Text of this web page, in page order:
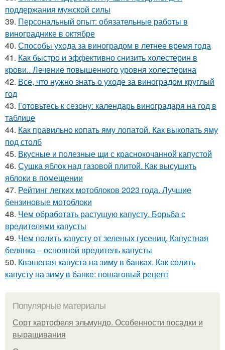
поддержания мужской силы
39. Персональный опыт: обязательные работы в
винограднике в октябре
40. Способы ухода за виноградом в летнее время года
41. Как быстро и эффективно снизить холестерин в
крови.. Лечение повышенного уровня холестерина
42. Все, что нужно знать о уходе за виноградом круглый
год
43. Готовьтесь к сезону: календарь виноградаря на год в
таблице
44. Как правильно копать яму лопатой. Как выкопать яму
под столб
45. Вкусные и полезные щи с краснокочанной капустой
46. Сушка яблок над газовой плитой. Как высушить
яблоки в помещении
47. Рейтинг легких мотоблоков 2023 года. Лучшие
бензиновые мотоблоки
48. Чем обработать растущую капусту. Борьба с
вредителями капусты
49. Чем полить капусту от зеленых гусениц. Капустная
белянка – основной вредитель капусты
50. Квашеная капуста на зиму в банках. Как солить
капусту на зиму в банке: пошаговый рецепт
Популярные материалы
Сорт картофеля эльмундо. Особенности посадки и
выращивания